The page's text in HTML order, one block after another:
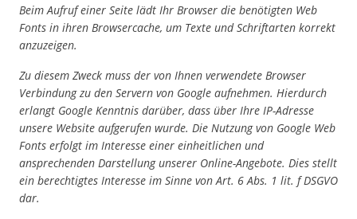
Beim Aufruf einer Seite lädt Ihr Browser die benötigten Web
Fonts in ihren Browsercache, um Texte und Schriftarten korrekt
anzuzeigen.
Zu diesem Zweck muss der von Ihnen verwendete Browser
Verbindung zu den Servern von Google aufnehmen. Hierdurch
erlangt Google Kenntnis darüber, dass über Ihre IP-Adresse
unsere Website aufgerufen wurde. Die Nutzung von Google Web
Fonts erfolgt im Interesse einer einheitlichen und
ansprechenden Darstellung unserer Online-Angebote. Dies stellt
ein berechtigtes Interesse im Sinne von Art. 6 Abs. 1 lit. f DSGVO
dar.